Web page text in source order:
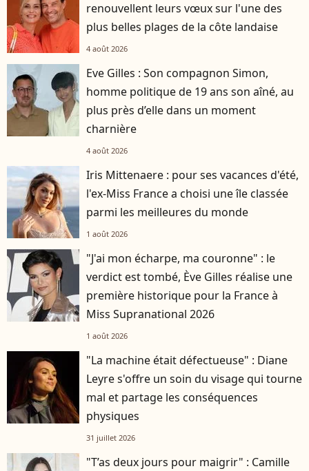
renouvellent leurs vœux sur l'une des
plus belles plages de la côte landaise
4 août 2026
Eve Gilles : Son compagnon Simon,
homme politique de 19 ans son aîné, au
plus près d’elle dans un moment
charnière
4 août 2026
Iris Mittenaere : pour ses vacances d'été,
l'ex-Miss France a choisi une île classée
parmi les meilleures du monde
1 août 2026
"J'ai mon écharpe, ma couronne" : le
verdict est tombé, Ève Gilles réalise une
première historique pour la France à
Miss Supranational 2026
1 août 2026
"La machine était défectueuse" : Diane
Leyre s'offre un soin du visage qui tourne
mal et partage les conséquences
physiques
31 juillet 2026
"T’as deux jours pour maigrir" : Camille